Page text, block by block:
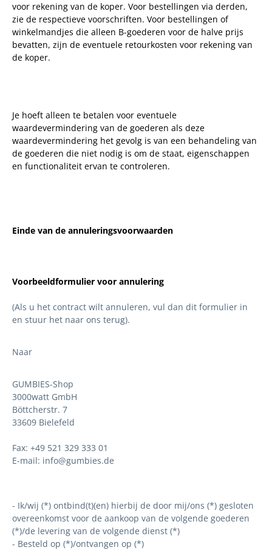
voor rekening van de koper. Voor bestellingen via derden,
zie de respectieve voorschriften. Voor bestellingen of
winkelmandjes die alleen B-goederen voor de halve prijs
bevatten, zijn de eventuele retourkosten voor rekening van
de koper.
Je hoeft alleen te betalen voor eventuele
waardevermindering van de goederen als deze
waardevermindering het gevolg is van een behandeling van
de goederen die niet nodig is om de staat, eigenschappen
en functionaliteit ervan te controleren.
Einde van de annuleringsvoorwaarden
Voorbeeldformulier voor annulering
(Als u het contract wilt annuleren, vul dan dit formulier in
en stuur het naar ons terug).
Naar
GUMBIES-Shop
3000watt GmbH
Böttcherstr. 7
33609 Bielefeld
Fax: +49 521 329 333 01
E-mail: info@gumbies.de
- Ik/wij (*) ontbind(t)(en) hierbij de door mij/ons (*) gesloten
overeenkomst voor de aankoop van de volgende goederen
(*)/de levering van de volgende dienst (*)
- Besteld op (*)/ontvangen op (*)